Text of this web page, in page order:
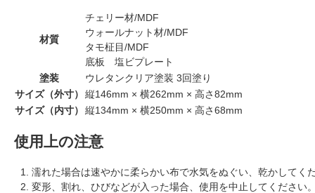
材質
チェリー材/MDF
ウォールナット材/MDF
タモ柾目/MDF
底板 塩ビプレート
塗装
ウレタンクリア塗装 3回塗り
サイズ（外寸）
縦146mm × 横262mm × 高さ82mm
サイズ（内寸）
縦134mm × 横250mm × 高さ68mm
使用上の注意
濡れた場合は速やかに柔らかい布で水気をぬぐい、乾かしてく
変形、割れ、ひびなどが入った場合、使用を中止してください